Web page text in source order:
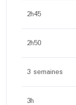
2h45
2h50
3 semaines
3h